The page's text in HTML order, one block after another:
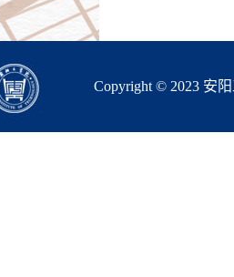
Copyright © 2023 安